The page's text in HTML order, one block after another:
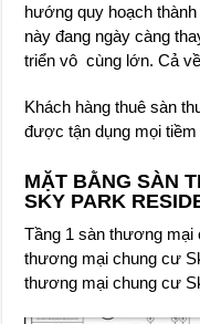
hướng quy hoạch
này đang ngày càng
triển vô cùng lớn. Cả
Khách hàng thuê sàn
được tận dụng mọi
MẶT BẰNG SÀN
SKY PARK
Tầng 1 sàn thương
thương mại chung cư
thương mại chung cư